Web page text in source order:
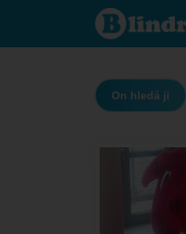
Antonín Horváth
- On hledá ji
Moravskoslezský
On hledá ji